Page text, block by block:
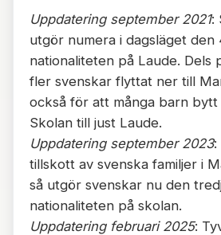
Uppdatering september 2021:
utgör numera i dagsläget den
nationaliteten på Laude. Dels
fler svenskar flyttat ner till
också för att många barn
Skolan till just Laude.
Uppdatering september 2023:
tillskott av svenska familjer i
så utgör svenskar nu den
nationaliteten på skolan.
Uppdatering februari 2025: